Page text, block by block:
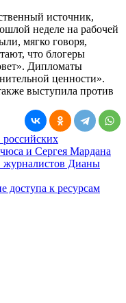
источник,
неделе на рабочей
мягко говоря,
что блогеры
Дипломаты
ценности».
выступила против
и Сергея Мардана
журналистов Дианы
доступа к ресурсам